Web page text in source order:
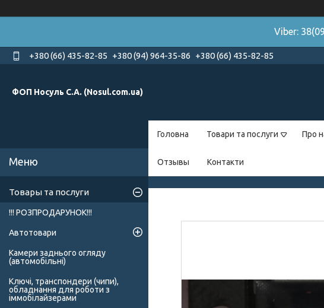
Viber:
+380 (66) 435-82-85 +380 (94) 964-35-86 +380 (66) 435-82-85
ФОП Носуль С.А. (Nosul.com.ua)
Головна Товари та послуги Про
Отзывы Контакти
Товары та послуги
!!! РОЗПРОДАРУНОК!!!
Автотовари
Камери заднього огляду
(автомобільні)
Ключі, транспондери (чипи),
обладнання для роботи з
іммобілайзерами